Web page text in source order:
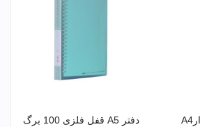
دفتر A5 قفل فلزی 100 برگ